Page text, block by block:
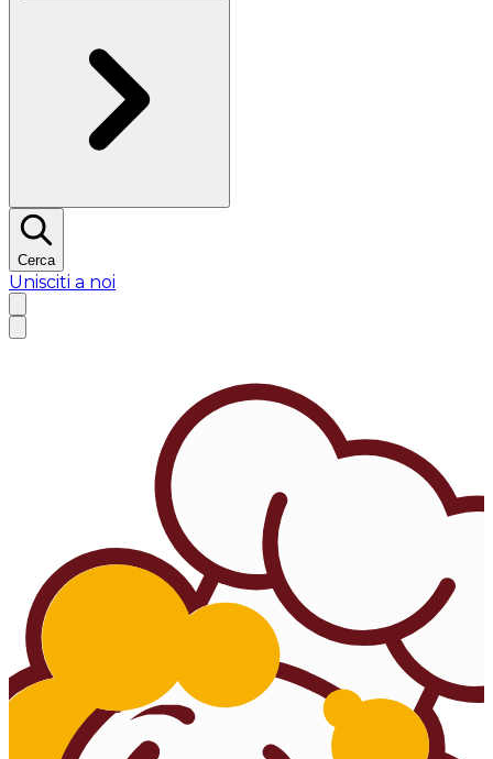
Cerca
Unisciti a noi